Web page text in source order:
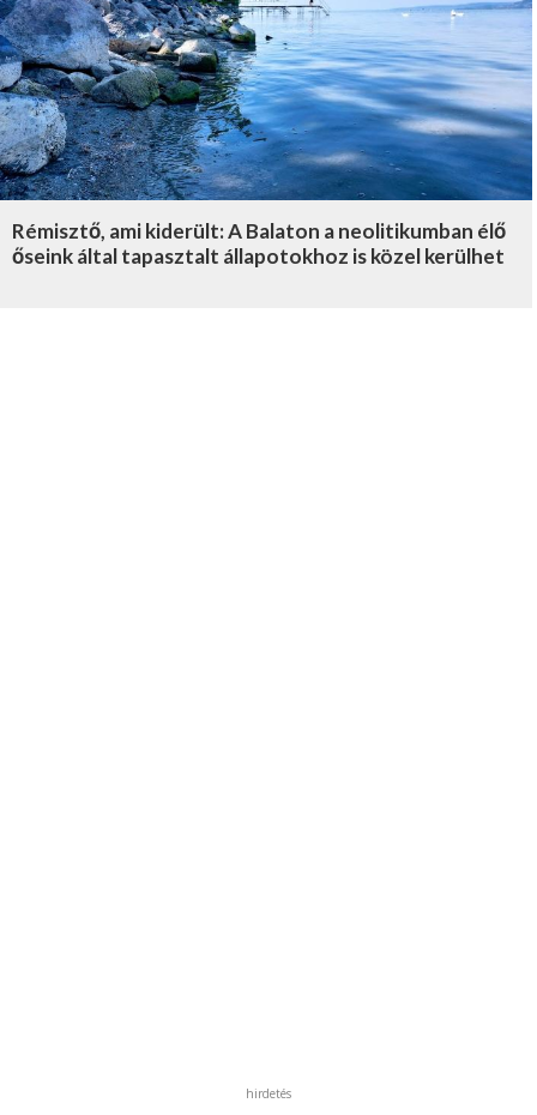
Rémisztő, ami kiderült: A Balaton a neolitikumban élő
őseink által tapasztalt állapotokhoz is közel kerülhet
hirdetés